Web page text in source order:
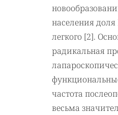
населения
легкого [2].
радикальная
частота
весьма